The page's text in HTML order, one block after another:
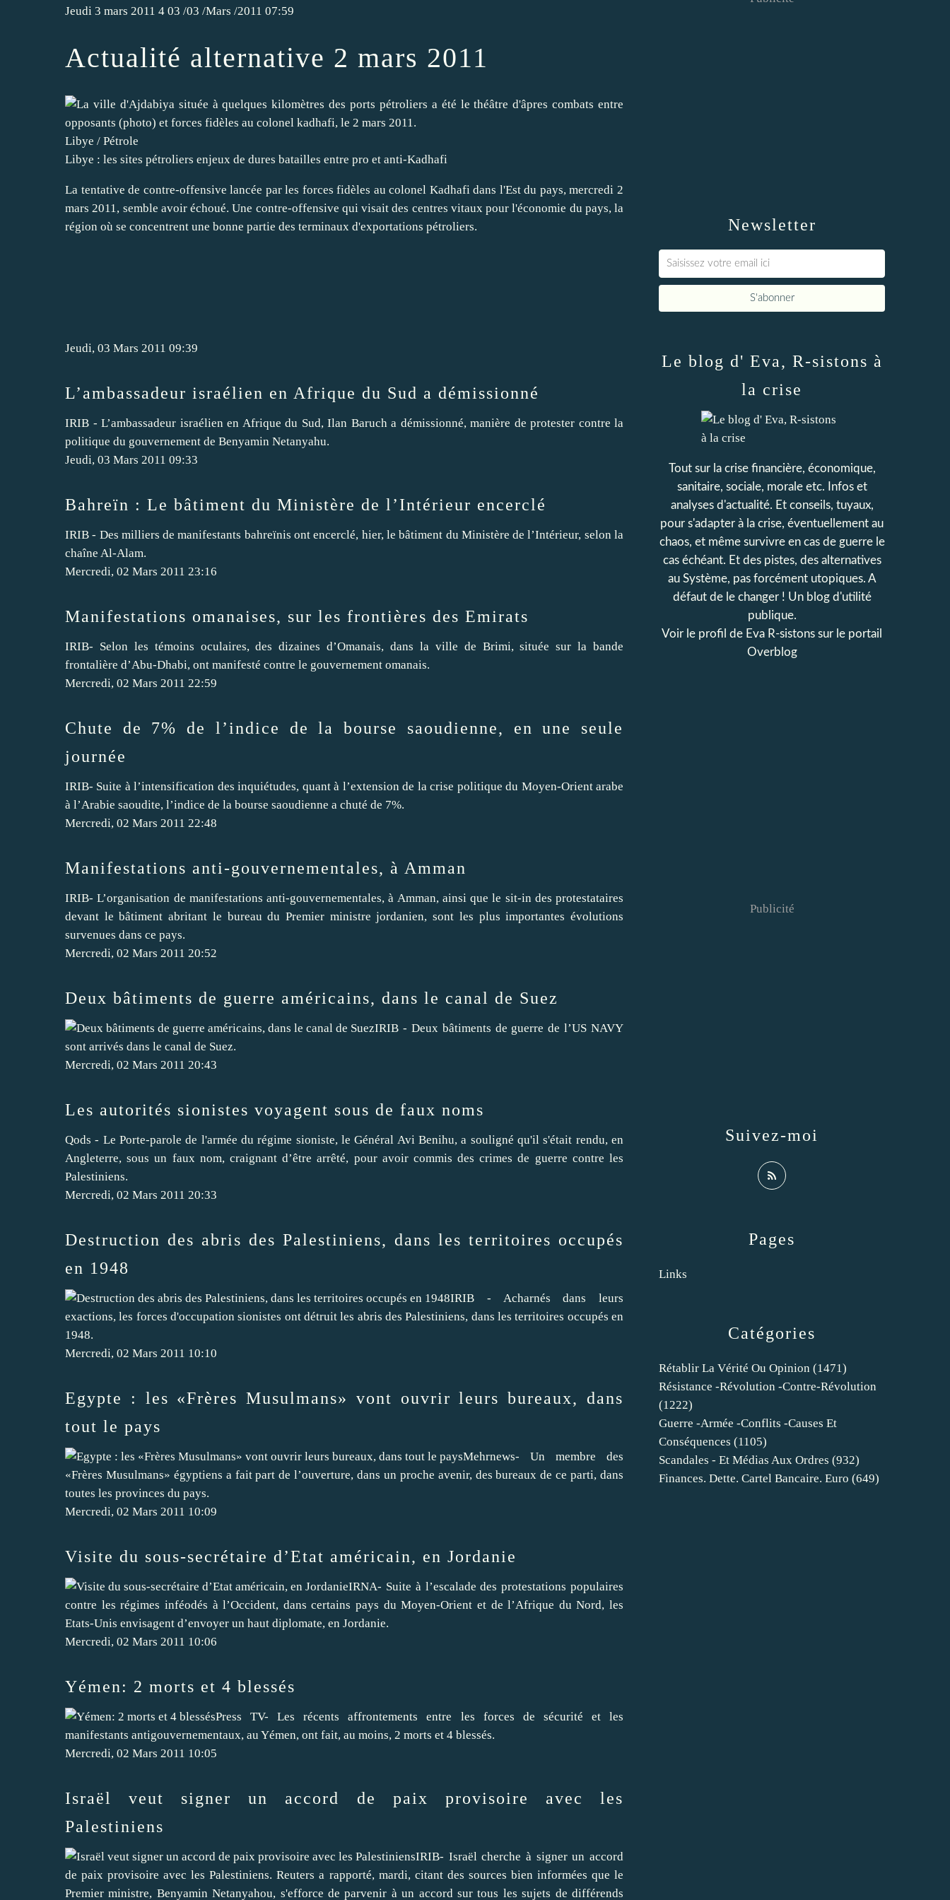
Jeudi 3 mars 2011 4 03 /03 /Mars /2011 07:59
Actualité alternative 2 mars 2011
Libye / Pétrole
Libye : les sites pétroliers enjeux de dures batailles entre pro et anti-Kadhafi
La tentative de contre-offensive lancée par les forces fidèles au colonel Kadhafi dans l'Est du pays, mercredi 2
mars 2011, semble avoir échoué. Une contre-offensive qui visait des centres vitaux pour l'économie du pays, la
région où se concentrent une bonne partie des terminaux d'exportations pétroliers.
Jeudi, 03 Mars 2011 09:39
L’ambassadeur israélien en Afrique du Sud a démissionné
IRIB - L’ambassadeur israélien en Afrique du Sud, Ilan Baruch a démissionné, manière de protester contre la
politique du gouvernement de Benyamin Netanyahu.
Jeudi, 03 Mars 2011 09:33
Bahreïn : Le bâtiment du Ministère de l’Intérieur encerclé
IRIB - Des milliers de manifestants bahreïnis ont encerclé, hier, le bâtiment du Ministère de l’Intérieur, selon la
chaîne Al-Alam.
Mercredi, 02 Mars 2011 23:16
Manifestations omanaises, sur les frontières des Emirats
IRIB- Selon les témoins oculaires, des dizaines d’Omanais, dans la ville de Brimi, située sur la bande
frontalière d’Abu-Dhabi, ont manifesté contre le gouvernement omanais.
Mercredi, 02 Mars 2011 22:59
Chute de 7% de l’indice de la bourse saoudienne, en une seule
journée
IRIB- Suite à l’intensification des inquiétudes, quant à l’extension de la crise politique du Moyen-Orient arabe
à l’Arabie saoudite, l’indice de la bourse saoudienne a chuté de 7%.
Mercredi, 02 Mars 2011 22:48
Manifestations anti-gouvernementales, à Amman
IRIB- L’organisation de manifestations anti-gouvernementales, à Amman, ainsi que le sit-in des protestataires
devant le bâtiment abritant le bureau du Premier ministre jordanien, sont les plus importantes évolutions
survenues dans ce pays.
Mercredi, 02 Mars 2011 20:52
Deux bâtiments de guerre américains, dans le canal de Suez
IRIB - Deux bâtiments de guerre de l’US NAVY
sont arrivés dans le canal de Suez.
Mercredi, 02 Mars 2011 20:43
Les autorités sionistes voyagent sous de faux noms
Qods - Le Porte-parole de l'armée du régime sioniste, le Général Avi Benihu, a souligné qu'il s'était rendu, en
Angleterre, sous un faux nom, craignant d’être arrêté, pour avoir commis des crimes de guerre contre les
Palestiniens.
Mercredi, 02 Mars 2011 20:33
Destruction des abris des Palestiniens, dans les territoires occupés
en 1948
IRIB - Acharnés dans leurs
exactions, les forces d'occupation sionistes ont détruit les abris des Palestiniens, dans les territoires occupés en
1948.
Mercredi, 02 Mars 2011 10:10
Egypte : les «Frères Musulmans» vont ouvrir leurs bureaux, dans
tout le pays
Mehrnews- Un membre des
«Frères Musulmans» égyptiens a fait part de l’ouverture, dans un proche avenir, des bureaux de ce parti, dans
toutes les provinces du pays.
Mercredi, 02 Mars 2011 10:09
Visite du sous-secrétaire d’Etat américain, en Jordanie
IRNA- Suite à l’escalade des protestations populaires
contre les régimes inféodés à l’Occident, dans certains pays du Moyen-Orient et de l’Afrique du Nord, les
Etats-Unis envisagent d’envoyer un haut diplomate, en Jordanie.
Mercredi, 02 Mars 2011 10:06
Yémen: 2 morts et 4 blessés
Press TV- Les récents affrontements entre les forces de sécurité et les
manifestants antigouvernementaux, au Yémen, ont fait, au moins, 2 morts et 4 blessés.
Mercredi, 02 Mars 2011 10:05
Israël veut signer un accord de paix provisoire avec les
Palestiniens
IRIB- Israël cherche à signer un accord
de paix provisoire avec les Palestiniens. Reuters a rapporté, mardi, citant des sources bien informées que le
Premier ministre, Benyamin Netanyahou, s'efforce de parvenir à un accord sur tous les sujets de différends
Newsletter
Catégories
Rétablir La Vérité Ou Opinion (1471)
Résistance -révolution -contre-Révolution
(1222)
Guerre -armée -conflits -causes Et
Conséquences (1105)
Scandales - Et Médias Aux Ordres (932)
Finances. Dette. Cartel Bancaire. Euro (649)
Pages
Links
Le blog d' Eva, R-sistons à
la crise
Tout sur la crise financière, économique,
sanitaire, sociale, morale etc. Infos et
analyses d'actualité. Et conseils, tuyaux,
pour s'adapter à la crise, éventuellement au
chaos, et même survivre en cas de guerre le
cas échéant. Et des pistes, des alternatives
au Système, pas forcément utopiques. A
défaut de le changer ! Un blog d'utilité
publique.
Voir le profil de Eva R-sistons sur le portail
Overblog
Suivez-moi
Publicité